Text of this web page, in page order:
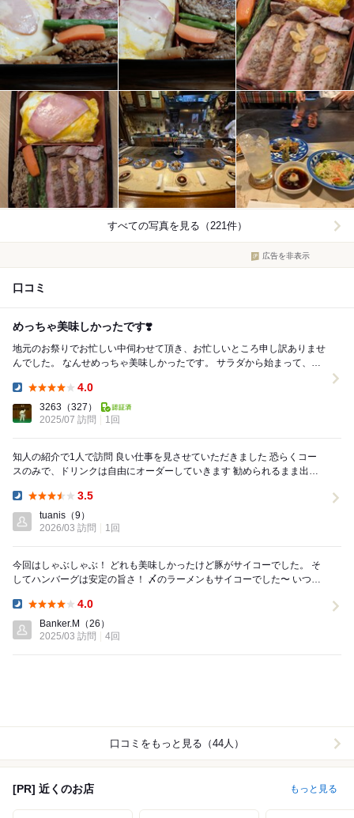
すべての写真を見る（221件）
広告を非表示
口コミ
めっちゃ美味しかったです❣️
地元のお祭りでお忙しい中伺わせて頂き、お忙しいところ申し訳ありませ
んでした。 なんせめっちゃ美味しかったです。 サラダから始まって、サ
4.0
3263 （327）
2025/07 訪問
1回
知人の紹介で1人で訪問 良い仕事を見させていただきました 恐らくコー
スのみで、ドリンクは自由にオーダーしていきます 勧められるまま出て
3.5
tuanis （9）
2026/03 訪問
1回
今回はしゃぶしゃぶ！ どれも美味しかったけど豚がサイコーでした。 そ
してハンバーグは安定の旨さ！ 〆のラーメンもサイコーでした〜 いつも
4.0
Banker.M
（26）
2025/03 訪問
4回
口コミをもっと見る（44人）
[PR] 近くのお店 もっと見る